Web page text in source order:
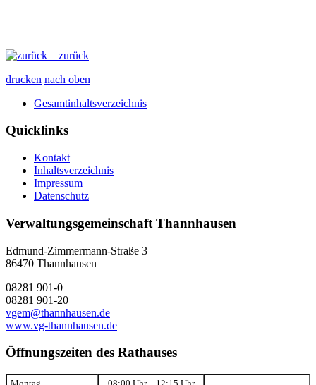
zurück
drucken nach oben
Gesamtinhaltsverzeichnis
Quicklinks
Kontakt
Inhaltsverzeichnis
Impressum
Datenschutz
Verwaltungsgemeinschaft Thannhausen
Edmund-Zimmermann-Straße 3
86470 Thannhausen
08281 901-0
08281 901-20
vgem@thannhausen.de
www.vg-thannhausen.de
Öffnungszeiten des Rathauses